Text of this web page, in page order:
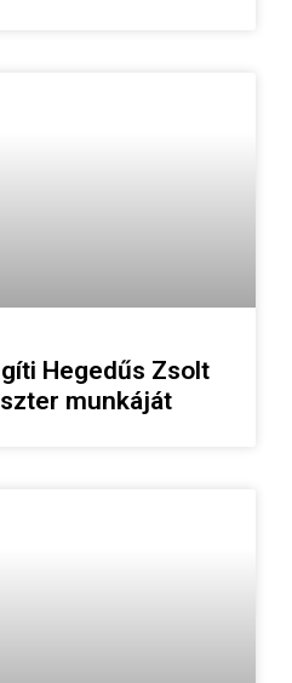
Hegedűs Zsolt
munkáját